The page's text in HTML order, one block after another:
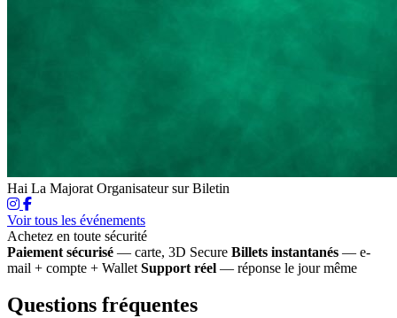
Hai La Majorat Organisateur sur Biletin
Voir tous les événements
Achetez en toute sécurité
Paiement sécurisé — carte, 3D Secure Billets instantanés — e-
mail + compte + Wallet Support réel — réponse le jour même
Questions fréquentes